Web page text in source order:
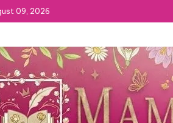
09, 2026